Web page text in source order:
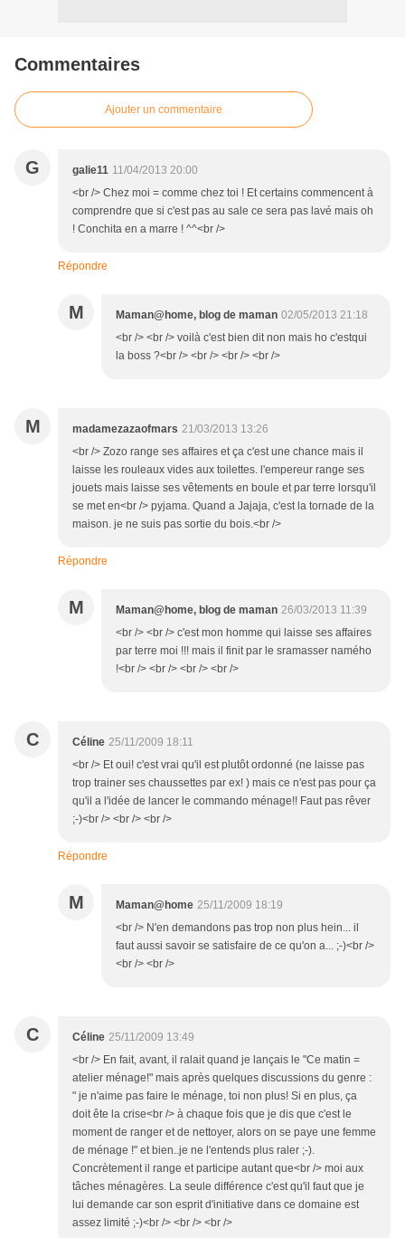
Commentaires
Ajouter un commentaire
G galie11 11/04/2013 20:00
<br /> Chez moi = comme chez toi ! Et certains commencent à
comprendre que si c'est pas au sale ce sera pas lavé mais oh
! Conchita en a marre ! ^^<br />
Répondre
M Maman@home, blog de maman 02/05/2013 21:18
<br /> <br /> voilà c'est bien dit non mais ho c'estqui
la boss ?<br /> <br /> <br /> <br />
M madamezazaofmars 21/03/2013 13:26
<br /> Zozo range ses affaires et ça c'est une chance mais il
laisse les rouleaux vides aux toilettes. l'empereur range ses
jouets mais laisse ses vêtements en boule et par terre lorsqu'il
se met en<br /> pyjama. Quand a Jajaja, c'est la tornade de la
maison. je ne suis pas sortie du bois.<br />
Répondre
M Maman@home, blog de maman 26/03/2013 11:39
<br /> <br /> c'est mon homme qui laisse ses affaires
par terre moi !!! mais il finit par le sramasser namého
!<br /> <br /> <br /> <br />
C Céline 25/11/2009 18:11
<br /> Et oui! c'est vrai qu'il est plutôt ordonné (ne laisse pas
trop trainer ses chaussettes par ex! ) mais ce n'est pas pour ça
qu'il a l'idée de lancer le commando ménage!! Faut pas rêver
;-)<br /> <br /> <br />
Répondre
M Maman@home 25/11/2009 18:19
<br /> N'en demandons pas trop non plus hein... il
faut aussi savoir se satisfaire de ce qu'on a... ;-)<br />
<br /> <br />
C Céline 25/11/2009 13:49
<br /> En fait, avant, il ralait quand je lançais le "Ce matin =
atelier ménage!" mais après quelques discussions du genre :
" je n'aime pas faire le ménage, toi non plus! Si en plus, ça
doit ête la crise<br /> à chaque fois que je dis que c'est le
moment de ranger et de nettoyer, alors on se paye une femme
de ménage !" et bien..je ne l'entends plus raler ;-).
Concrètement il range et participe autant que<br /> moi aux
tâches ménagères. La seule différence c'est qu'il faut que je
lui demande car son esprit d'initiative dans ce domaine est
assez limité ;-)<br /> <br /> <br />